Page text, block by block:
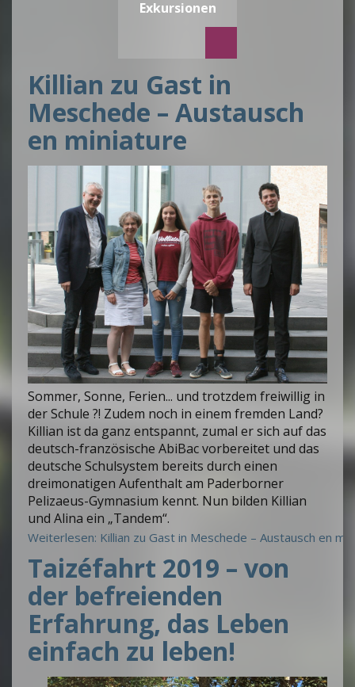
Exkursionen
Killian zu Gast in
Meschede – Austausch
en miniature
Sommer, Sonne, Ferien... und trotzdem freiwillig in
der Schule ?! Zudem noch in einem fremden Land?
Killian ist da ganz entspannt, zumal er sich auf das
deutsch-französische AbiBac vorbereitet und das
deutsche Schulsystem bereits durch einen
dreimonatigen Aufenthalt am Paderborner
Pelizaeus-Gymnasium kennt. Nun bilden Killian
und Alina ein „Tandem“.
Weiterlesen: Killian zu Gast in Meschede – Austausch en
Taizéfahrt 2019 – von
der befreienden
Erfahrung, das Leben
einfach zu leben!